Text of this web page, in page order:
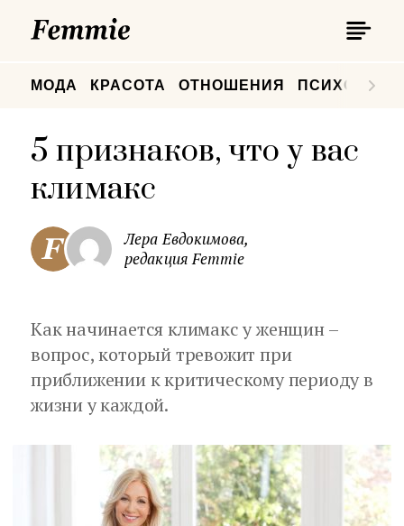
МОДА КРАСОТА ОТНОШЕНИЯ
5 признаков, что у вас
климакс
Лера Евдокимова,
редакция Femmie
Как начинается климакс у женщин –
вопрос, который тревожит при
приближении к критическому периоду в
жизни у каждой.